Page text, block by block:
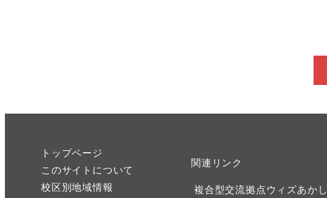
トップページ
このサイトについて
校区別地域情報
関連リンク
複合型交流拠点ウィズあかし